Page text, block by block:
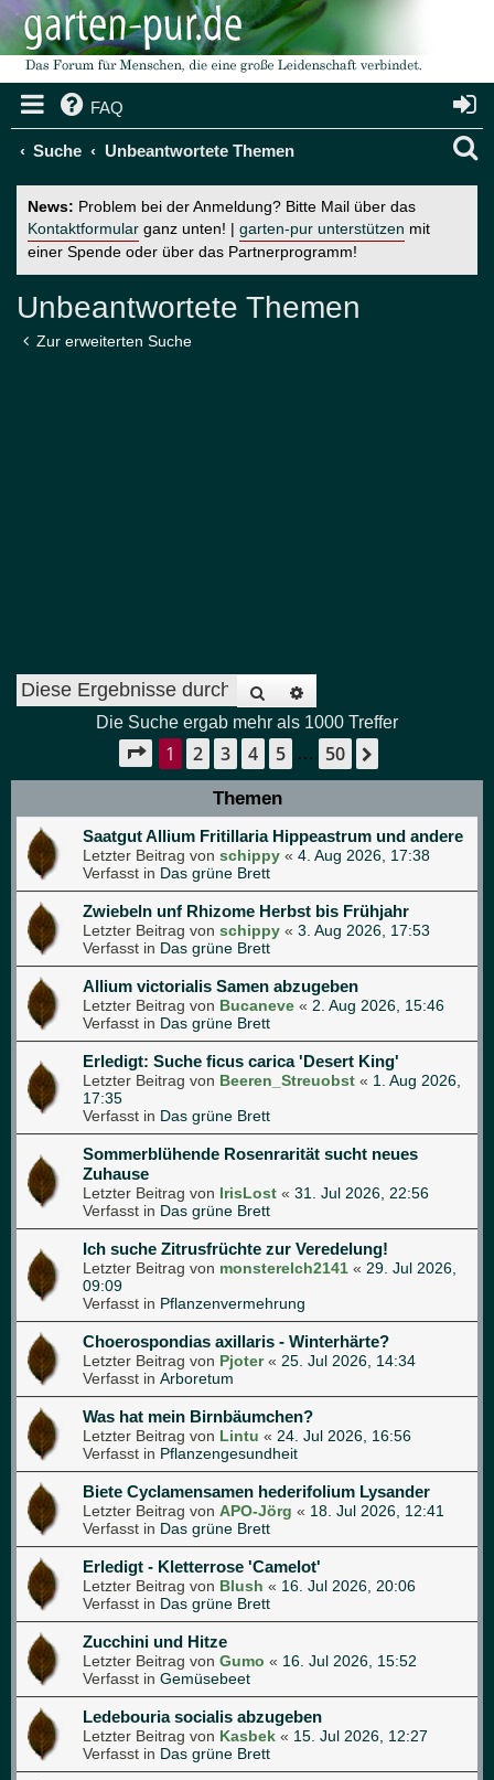
FAQ
Suche Unbeantwortete Themen
News: Problem bei der Anmeldung? Bitte Mail über das
Kontaktformular ganz unten! | garten-pur unterstützen mit
einer Spende oder über das Partnerprogramm!
Unbeantwortete Themen
Zur erweiterten Suche
Suche
Die Suche ergab mehr als 1000 Treffer
Seite 1von 50
1 2 3 4 5 … 50
Themen
Saatgut Allium Fritillaria Hippeastrum und andere
Letzter Beitrag von schippy « 4. Aug 2026, 17:38
Verfasst in Das grüne Brett
Zwiebeln unf Rhizome Herbst bis Frühjahr
Letzter Beitrag von schippy « 3. Aug 2026, 17:53
Verfasst in Das grüne Brett
Allium victorialis Samen abzugeben
Letzter Beitrag von Bucaneve « 2. Aug 2026, 15:46
Verfasst in Das grüne Brett
Erledigt: Suche ficus carica 'Desert King'
Letzter Beitrag von Beeren_Streuobst « 1. Aug 2026,
17:35
Verfasst in Das grüne Brett
Sommerblühende Rosenrarität sucht neues
Zuhause
Letzter Beitrag von IrisLost « 31. Jul 2026, 22:56
Verfasst in Das grüne Brett
Ich suche Zitrusfrüchte zur Veredelung!
Letzter Beitrag von monsterelch2141 « 29. Jul 2026,
09:09
Verfasst in Pflanzenvermehrung
Choerospondias axillaris - Winterhärte?
Letzter Beitrag von Pjoter« 25. Jul 2026, 14:34
Verfasst in Arboretum
Was hat mein Birnbäumchen?
Letzter Beitrag von Lintu « 24. Jul 2026, 16:56
Verfasst in Pflanzengesundheit
Biete Cyclamensamen hederifolium Lysander
Letzter Beitrag von APO-Jörg « 18. Jul 2026, 12:41
Verfasst in Das grüne Brett
Erledigt - Kletterrose 'Camelot'
Letzter Beitrag von Blush « 16. Jul 2026, 20:06
Verfasst in Das grüne Brett
Zucchini und Hitze
Letzter Beitrag von Gumo « 16. Jul 2026, 15:52
Verfasst in Gemüsebeet
Ledebouria socialis abzugeben
Letzter Beitrag von Kasbek « 15. Jul 2026, 12:27
Verfasst in Das grüne Brett